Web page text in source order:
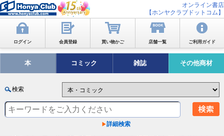
オンライン書店
【ホンヤクラブドットコム】
ログイン 会員登録 買い物かご 店舗一覧 ご利用ガイド
本 コミック 雑誌 その他商材
検索
詳細検索